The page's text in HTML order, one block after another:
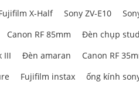
X-Half Sony ZV-E10
Canon RF 85mm Đèn chụp
III Đèn amaran Canon RF
Fujifilm instax ống kính